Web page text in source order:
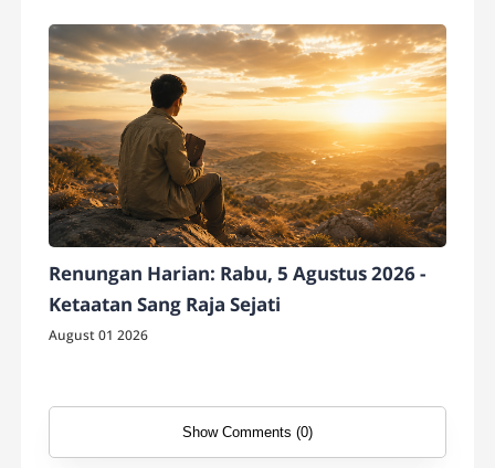
Renungan Harian: Rabu, 5 Agustus 2026 -
Ketaatan Sang Raja Sejati
August 01 2026
Show Comments (0)